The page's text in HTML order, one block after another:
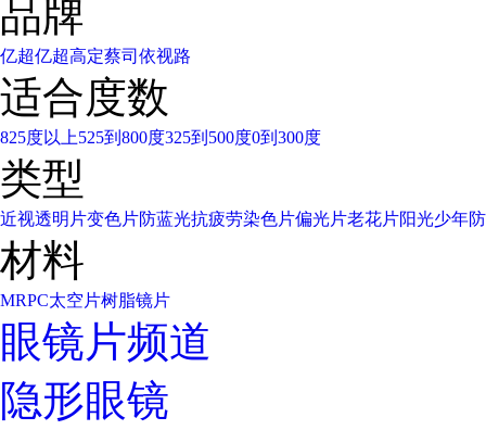
品牌
亿超亿超高定蔡司 依视路
适合度数
825度以上525到800度325到500度0到300度
类型
近视透明片变色片防蓝光抗疲劳染色片偏光片老花片阳光少年
材料
MRPC太空片树脂镜片
眼镜片频道
隐形眼镜